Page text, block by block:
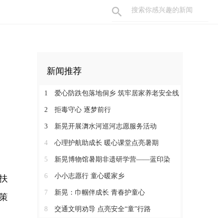
新闻推荐
1 爱心防跌包落地侗乡 筑牢居家养老安全线
2 拒毒守心 逐梦前行
3 新晃开展㵲水河巡河志愿服务活动
4 心理护航助成长 暖心课堂点亮暑期
5 新晃博物馆暑期非遗研学营——蓝印染
6 小小志愿行 童心暖家乡
7 新晃：巾帼伴成长 青春护童心
8 交通文明劝导 点亮安全“童”行路